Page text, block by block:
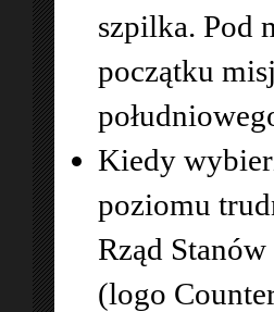
szpilka. Pod
początku
Kiedy
poziomu
Rząd
(logo